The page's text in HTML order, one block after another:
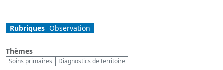
Rubriques Observation
Thèmes
Soins primaires Diagnostics de territoire